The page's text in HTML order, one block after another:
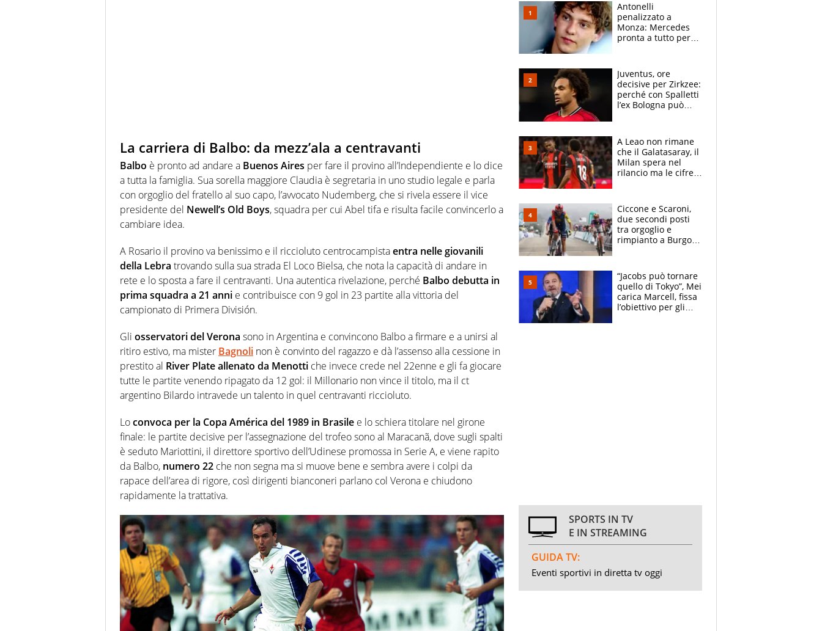
La carriera di Balbo: da mezz’ala a centravanti
Balbo è pronto ad andare a Buenos Aires per fare il provino all’Independiente e lo dice
a tutta la famiglia. Sua sorella maggiore Claudia è segretaria in uno studio legale e parla
con orgoglio del fratello al suo capo, l’avvocato Nudemberg, che si rivela essere il vice
presidente del Newell’s Old Boys, squadra per cui Abel tifa e risulta facile convincerlo a
cambiare idea.
A Rosario il provino va benissimo e il riccioluto centrocampistaentra nelle giovanili
della Lebra trovando sulla sua strada El Loco Bielsa, che nota la capacità di andare in
rete e lo sposta a fare il centravanti. Una autentica rivelazione, perché Balbo debutta in
prima squadra a 21 anni e contribuisce con 9 gol in 23 partite alla vittoria del
campionato di Primera División.
Gli osservatori del Verona sono in Argentina e convincono Balbo a firmare e a unirsi al
ritiro estivo, ma mister Bagnoli non è convinto del ragazzo e dà l’assenso alla cessione in
prestito al River Plate allenato da Menotti che invece crede nel 22enne e gli fa giocare
tutte le partite venendo ripagato da 12 gol: il Millonario non vince il titolo, ma il ct
argentino Bilardo intravede un talento in quel centravanti riccioluto.
Loconvoca per la Copa América del 1989 in Brasile e lo schiera titolare nel girone
finale: le partite decisive per l’assegnazione del trofeo sono al Maracanã, dove sugli spalti
è seduto Mariottini, il direttore sportivo dell’Udinese promossa in Serie A, e viene rapito
da Balbo, numero 22 che non segna ma si muove bene e sembra avere i colpi da
rapace dell’area di rigore, così dirigenti bianconeri parlano col Verona e chiudono
rapidamente la trattativa.
Antonelli
penalizzato a
Monza: Mercedes
pronta a tutto per
sull’ADUO: “Cambia
poco”
Juventus, ore
decisive per Zirkzee:
perché con Spalletti
l’ex Bologna può
A Leao non rimane
che il Galatasaray, il
Milan spera nel
rilancio ma le cifre
delle tensioni
Ciccone e Scaroni,
due secondi posti
tra orgoglio e
rimpianto a Burgos
“Jacobs può tornare
quello di Tokyo”, Mei
carica Marcell, fissa
l’obiettivo per gli
SPORTS IN TV
E IN STREAMING
GUIDA TV:
Eventi sportivi in diretta tv oggi